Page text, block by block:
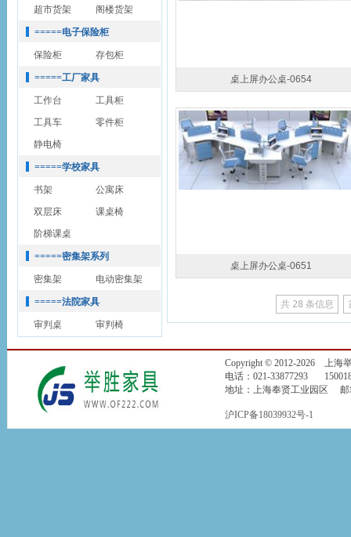
超市货架
阁楼货架
=====电子保险柜
保险柜 存包柜
=====工厂家具
工作台
工具柜
工具车
零件柜
静电椅
=====学校家具
书架
公寓床
双层床
课桌椅
阶梯课桌
=====密集架系列
密集架 电动密集架
=====法院家具
审判桌 审判椅
桌上屏办公桌-0654
桌上屏办公桌-0651
共 28条信息
Copyright © 2012-2026 上海
电话：021-33877293
地址：上海奉贤工业园区 邮
沪ICP备18039932号-1